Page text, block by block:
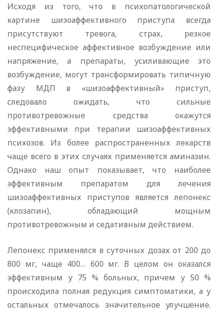
Исходя из того, что в психопатологической
картине шизоаффективного приступа всегда
присутствуют тревога, страх, резкое
неспецифическое аффективное возбуждение или
напряжение, а препараты, усиливающие это
возбуждение, могут трансформировать типичную
фазу МДП в «шизоаффективный» приступ,
следовало ожидать, что сильные
противотревожные средства окажутся
эффективными при терапии шизоаффективных
психозов. Из более распространенных лекарств
чаще всего в этих случаях применяется аминазин.
Однако наш опыт показывает, что наиболее
эффективным препаратом для лечения
шизоаффективных приступов является лепонекс
(клозапин), обладающий мощным
противотревожным и седативным действием.
Лепонекс применялся в суточных дозах от 200 до
800 мг, чаще 400… 600 мг. В целом он оказался
эффективным у 75 % больных, причем у 50 %
происходила полная редукция симптоматики, а у
остальных отмечалось значительное улучшение.